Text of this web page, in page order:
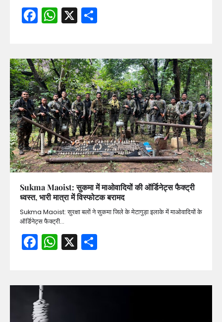
Facebook
WhatsApp
X
Sukma Maoist: सुकमा में माओवादियों की ऑर्डिनेट्स फैक्ट्री
ध्वस्त, भारी मात्रा में विस्फोटक बरामद
Sukma Maoist: सुरक्षा बलों ने सुकमा जिले के मेटागुड़ा इलाके में माओवादियों के
ऑर्डिनेट्स फैक्ट्री…
Facebook
WhatsApp
X